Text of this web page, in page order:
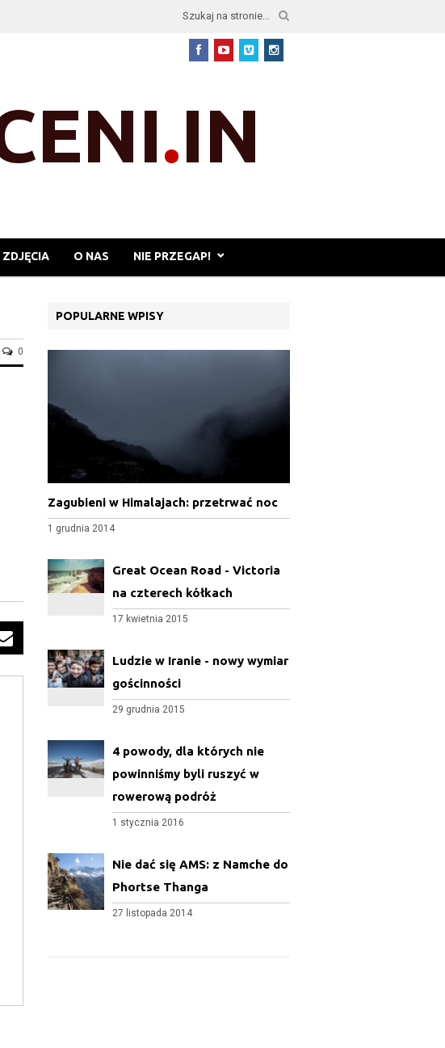
ZDJĘCIA O NAS NIE PRZEGAP!
0
POPULARNE WPISY
Zagubieni w Himalajach: przetrwać noc
1 grudnia 2014
Great Ocean Road - Victoria
na czterech kółkach
17 kwietnia 2015
Ludzie w Iranie - nowy wymiar
gościnności
29 grudnia 2015
4 powody, dla których nie
powinniśmy byli ruszyć w
rowerową podróż
1 stycznia 2016
Nie dać się AMS: z Namche do
Phortse Thanga
27 listopada 2014